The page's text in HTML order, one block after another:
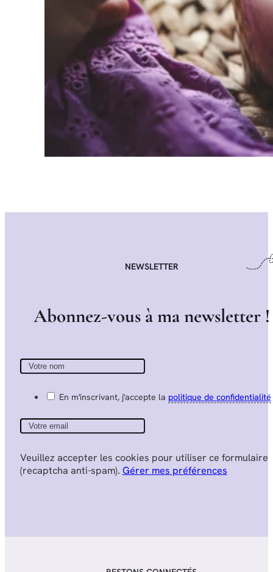
NEWSLETTER
Abonnez-vous àmanewsletter !
En m'inscrivant, j'accepte la politique de confidentialité
Veuillez accepter les cookies pour utiliser ce formulaire
(recaptcha anti-spam). Gérer mes préférences